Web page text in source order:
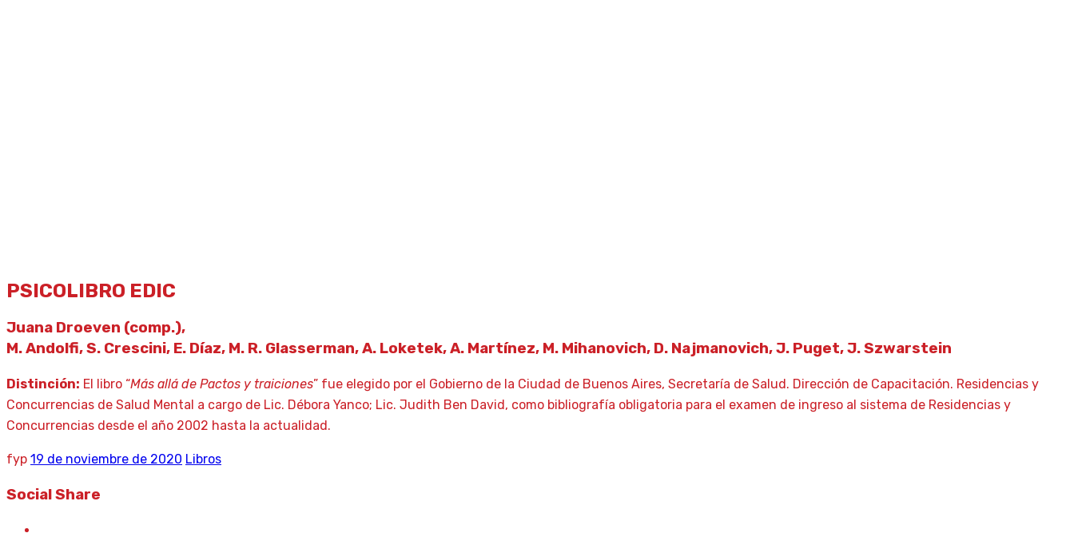
PSICOLIBRO EDIC
Juana Droeven (comp.),
M. Andolfi, S. Crescini, E. Díaz, M. R. Glasserman, A. Loketek, A. Martínez, M. Mihanovich, D. Najmanovich, J. Puget, J. Szwarstein
Distinción: El libro “Más allá de Pactos y traiciones” fue elegido por el Gobierno de la Ciudad de Buenos Aires, Secretaría de Salud. Dirección de Capacitación. Residencias y
Concurrencias de Salud Mental a cargo de Lic. Débora Yanco; Lic. Judith Ben David, como bibliografía obligatoria para el examen de ingreso al sistema de Residencias y
Concurrencias desde el año 2002 hasta la actualidad.
fyp 19 de noviembre de 2020 Libros
Social Share